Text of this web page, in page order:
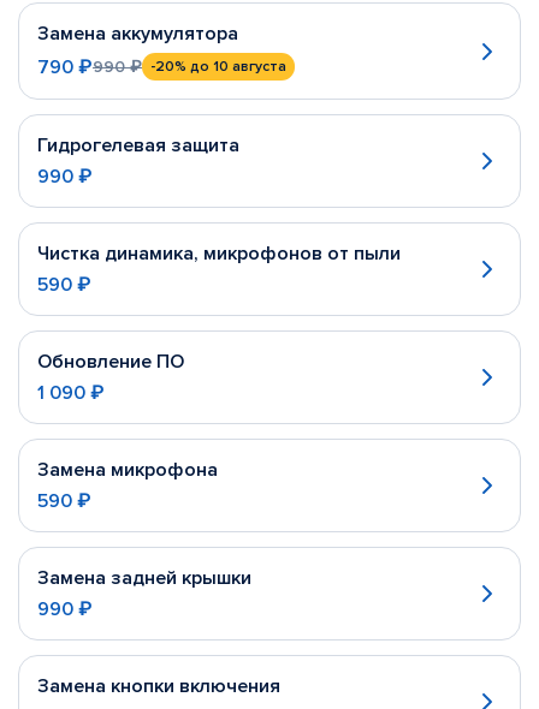
Замена аккумулятора
790 ₽990 ₽ -20% до 10 августа
Гидрогелевая защита
990 ₽
Чистка динамика, микрофонов от пыли
590 ₽
Обновление ПО
1 090 ₽
Замена микрофона
590 ₽
Замена задней крышки
990 ₽
Замена кнопки включения